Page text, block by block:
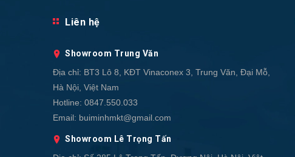
Liên hệ
Showroom Trung Văn
Địa chỉ: BT3 Lô 8, KĐT Vinaconex 3, Trung Văn, Đại Mỗ,
Hà Nội, Việt Nam
Hotline: 0847.550.033
Email: buiminhmkt@gmail.com
Showroom Lê Trọng Tấn